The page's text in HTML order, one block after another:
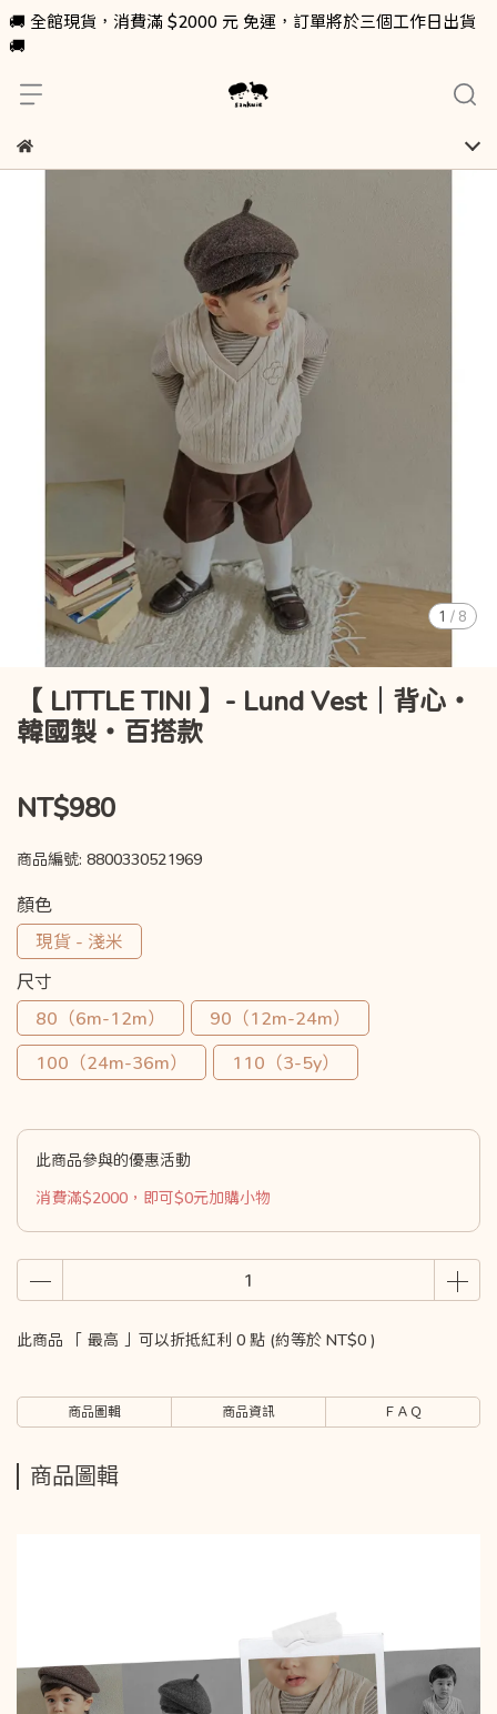
🚚 全館現貨，消費滿 $2000 元 免運，訂單將於三個工作日出貨
🚚
1 / 8
【 LITTLE TINI 】- Lund Vest｜背心・
韓國製・百搭款
NT$980
商品編號: 8800330521969
顏色
現貨 - 淺米
尺寸
80（6m-12m）
90（12m-24m）
100（24m-36m） 110（3-5y）
此商品參與的優惠活動
消費滿$2000，即可$0元加購小物
此商品 「 最高 」可以折抵紅利 0 點 (約等於 NT$0 )
商品圖輯 商品資訊 ＦＡＱ
商品圖輯